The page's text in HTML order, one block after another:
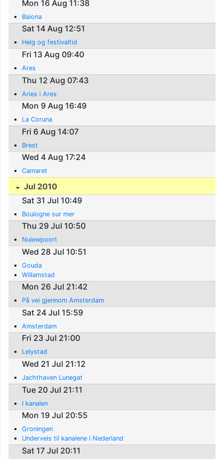
Mon 16 Aug 11:38
Baiona
Sat 14 Aug 12:51
Helg og festivaltid
Fri 13 Aug 09:40
Ares
Thu 12 Aug 07:43
Aries i Ares
Mon 9 Aug 16:49
La Coruna
Fri 6 Aug 14:07
Brest
Wed 4 Aug 17:24
Camaret
Jul 2010
Sat 31 Jul 10:49
Boulogne sur mer
Thu 29 Jul 10:50
Nuiewpoort
Wed 28 Jul 10:51
Gouda
Willamstad
Mon 26 Jul 21:42
På vei gjennom Amsterdam
Sat 24 Jul 15:59
Amsterdam
Fri 23 Jul 21:00
Lelystad
Wed 21 Jul 21:12
Jachthaven Lunegat
Tue 20 Jul 21:11
I kanalen
Mon 19 Jul 20:55
Groningen
Underveis til kanalene i Nederland
Sat 17 Jul 20:11